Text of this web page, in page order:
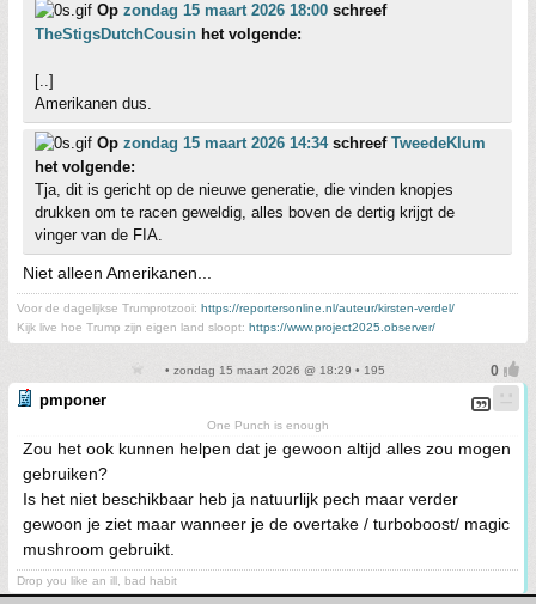
Op zondag 15 maart 2026 18:00 schreef
TheStigsDutchCousin het volgende:
[..]
Amerikanen dus.
Op zondag 15 maart 2026 14:34schreef TweedeKlum
het volgende:
Tja, dit is gericht op de nieuwe generatie, die vinden knopjes
drukken om te racen geweldig, alles boven de dertig krijgt de
vinger van de FIA.
Niet alleen Amerikanen...
Voor de dagelijkse Trumprotzooi: https://reportersonline.nl/auteur/kirsten-verdel/
Kijk live hoe Trump zijn eigen land sloopt: https://www.project2025.observer/
• zondag 15 maart 2026 @ 18:29 • 195
pmponer
One Punch is enough
Zou het ook kunnen helpen dat je gewoon altijd alles zou mogen
gebruiken?
Is het niet beschikbaar heb ja natuurlijk pech maar verder
gewoon je ziet maar wanneer je de overtake / turboboost/ magic
mushroom gebruikt.
Drop you like an ill, bad habit